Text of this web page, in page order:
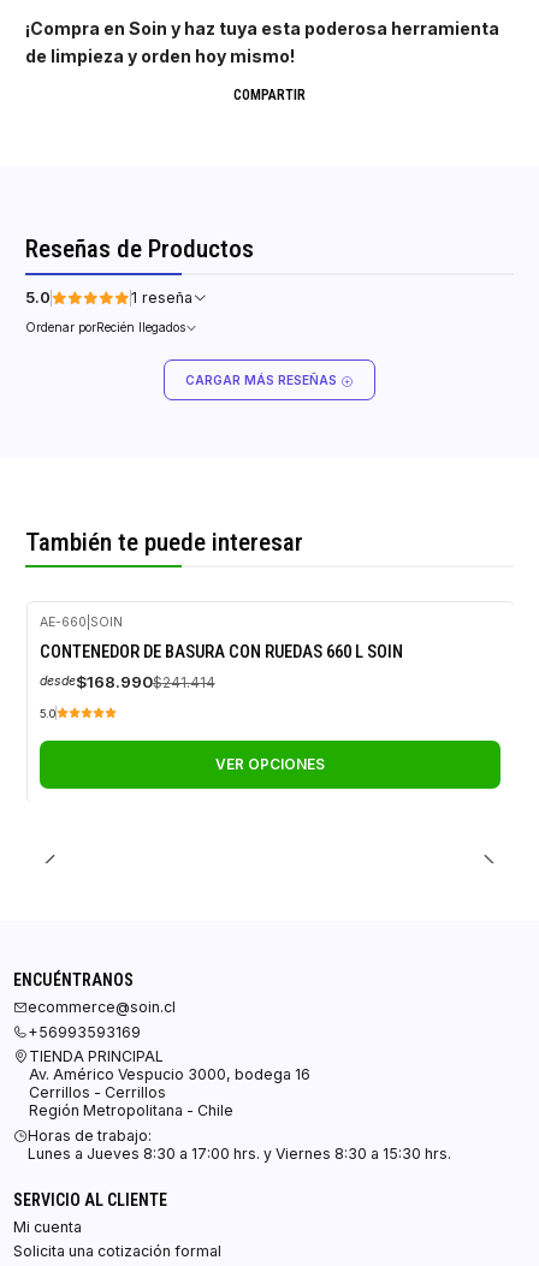
¡Compra en Soin y haz tuya esta poderosa herramienta
de limpieza y orden hoy mismo!
COMPARTIR
Reseñas de Productos
5.0 1 reseña
Ordenar porRecién llegados
CARGAR MÁS RESEÑAS
También te puede interesar
-30%
OFF
AE-660 SOIN
CONTENEDOR DE BASURA CON RUEDAS 660 L SOIN
desde$168.990$241.414
5.0
VER OPCIONES
ENCUÉNTRANOS
ecommerce@soin.cl
+56993593169
TIENDA PRINCIPAL
Av. Américo Vespucio 3000, bodega 16
Cerrillos - Cerrillos
Región Metropolitana - Chile
Horas de trabajo:
Lunes a Jueves 8:30 a 17:00 hrs. y Viernes 8:30 a 15:30 hrs.
SERVICIO AL CLIENTE
Mi cuenta
Solicita una cotización formal